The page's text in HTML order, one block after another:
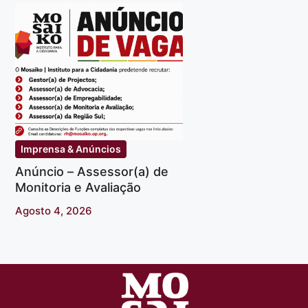
Imprensa & Anúncios
Anúncio – Assessor(a) de
Monitoria e Avaliação
Agosto 4, 2026